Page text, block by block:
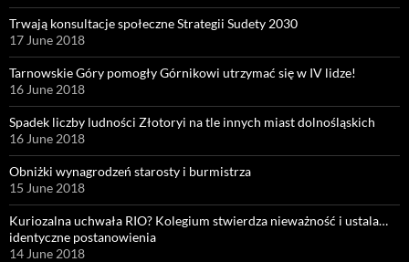
Trwają konsultacje społeczne Strategii Sudety 2030
17 June 2018
Tarnowskie Góry pomogły Górnikowi utrzymać się w IV lidze!
16 June 2018
Spadek liczby ludności Złotoryi na tle innych miast dolnośląskich
16 June 2018
Obniżki wynagrodzeń starosty i burmistrza
15 June 2018
Kuriozalna uchwała RIO? Kolegium stwierdza nieważność i ustala…
identyczne postanowienia
14 June 2018